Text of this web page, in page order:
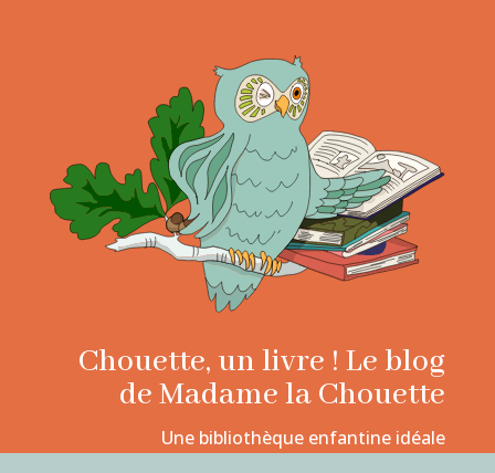
Chouette, un livre ! Le blog
de Madame la Chouette
Une bibliothèque enfantine idéale